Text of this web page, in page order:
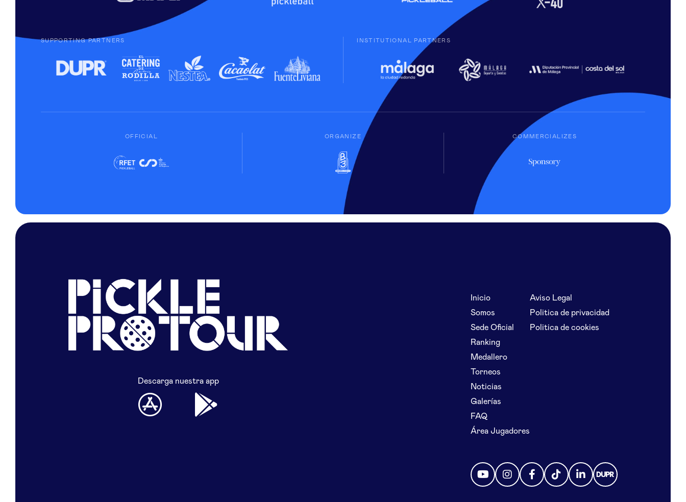
SUPPORTING PARTNERS INSTITUTIONAL PARTNERS
OFFICIAL ORGANIZE COMMERCIALIZES
Descarga nuestra app
Inicio
Somos
Sede Oficial
Ranking
Medallero
Torneos
Noticias
Galerías
FAQ
Área Jugadores
Aviso Legal
Politica de privacidad
Politica de cookies